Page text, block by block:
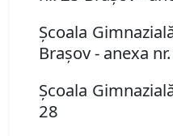
Şcoala
Braşov- anexa
Şcoala
28